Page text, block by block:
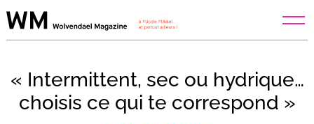
Skip
to
« Intermittent, sec ou hydrique…
choisis ce qui te correspond »